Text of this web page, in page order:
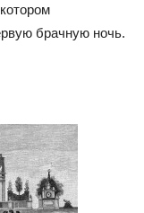
брачную ночь.